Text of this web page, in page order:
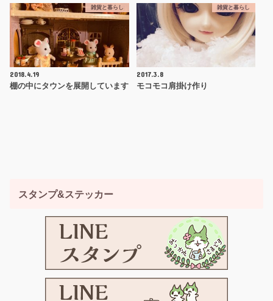
雑貨と暮らし
2018.4.19
棚の中にタウンを展開しています
雑貨と暮らし
2017.3.8
モコモコ肩掛け作り
スタンプ&ステッカー